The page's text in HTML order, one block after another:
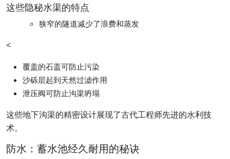
这些隐秘水渠的特点
狭窄的隧道减少了浪费和蒸发
<
覆盖的石盖可防止污染
沙砾层起到天然过滤作用
泄压阀可防止沟渠坍塌
这些地下沟渠的精密设计展现了古代工程师先进的水利技
术。
防水：蓄水池经久耐用的秘诀